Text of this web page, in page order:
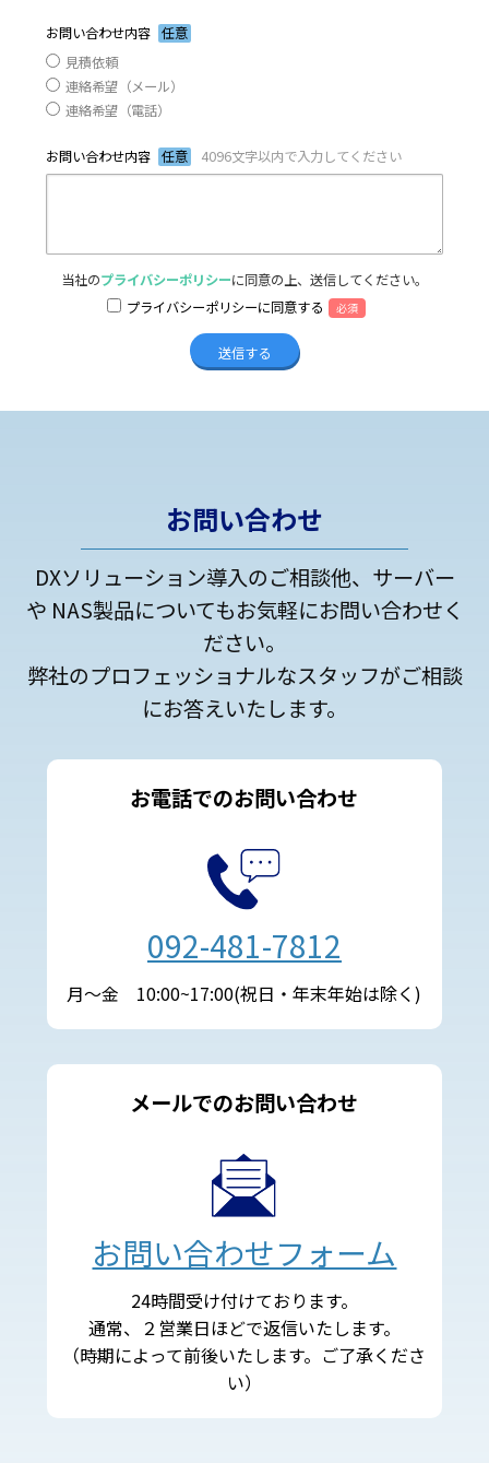
お問い合わせ内容 任意
見積依頼
連絡希望（メール）
連絡希望（電話）
お問い合わせ内容 任意 4096文字以内で入力してください
当社のプライバシーポリシーに同意の上、送信してください。
プライバシーポリシーに同意する
必須
お問い合わせ
DXソリューション導入のご相談他、サーバー
や NAS製品についてもお気軽にお問い合わせく
ださい。
弊社のプロフェッショナルなスタッフがご相談
にお答えいたします。
お電話でのお問い合わせ
092-481-7812
月～金 10:00~17:00(祝日・年末年始は除く)
メールでのお問い合わせ
お問い合わせフォーム
24時間受け付けております。
通常、２営業日ほどで返信いたします。
（時期によって前後いたします。ご了承くださ
い）